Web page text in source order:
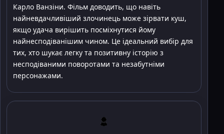
Карло Ванзіни. Фільм доводить, що навіть
найневдачливіший злочинець може зірвати куш,
якщо удача вирішить посміхнутися йому
найнесподіванішим чином. Це ідеальний вибір для
тих, хто шукає легку та позитивну історію з
несподіваними поворотами та незабутніми
персонажами.